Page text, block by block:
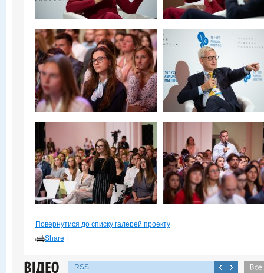
Повернутися до списку галерей проекту
Share
RSS